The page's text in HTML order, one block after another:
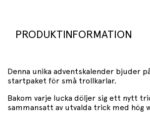
PRODUKTINFORMATION
Denna unika adventskalender bjuder
startpaket för små trollkarlar.
Bakom varje lucka döljer sig ett nytt
sammansatt av utvalda trick med hög